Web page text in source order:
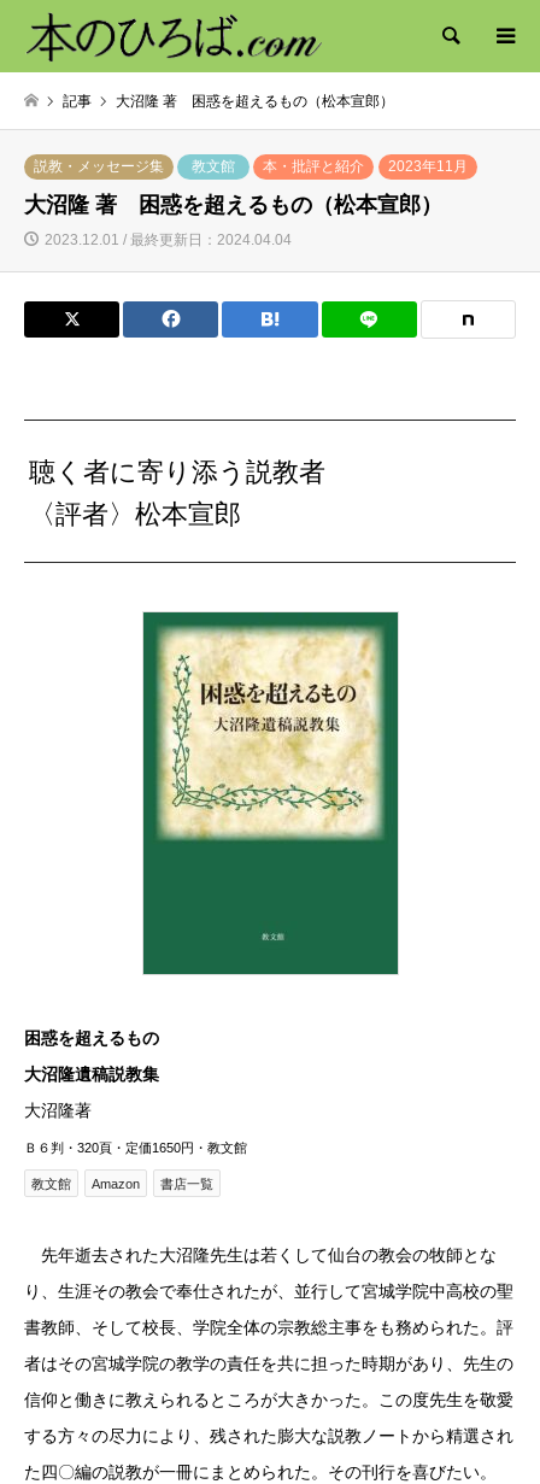
検索
記事 大沼隆 著 困惑を超えるもの（松本宣郎）
説教・メッセージ集 教文館 本・批評と紹介 2023年11月
大沼隆 著 困惑を超えるもの（松本宣郎）
2023.12.01 / 最終更新日：2024.04.04
聴く者に寄り添う説教者
〈評者〉松本宣郎
困惑を超えるもの
大沼隆遺稿説教集
大沼隆著
Ｂ６判・320頁・定価1650円・教文館
教文館 Amazon 書店一覧
先年逝去された大沼隆先生は若くして仙台の教会の牧師とな
り、生涯その教会で奉仕されたが、並行して宮城学院中高校の聖
書教師、そして校長、学院全体の宗教総主事をも務められた。評
者はその宮城学院の教学の責任を共に担った時期があり、先生の
信仰と働きに教えられるところが大きかった。この度先生を敬愛
する方々の尽力により、残された膨大な説教ノートから精選され
た四〇編の説教が一冊にまとめられた。その刊行を喜びたい。